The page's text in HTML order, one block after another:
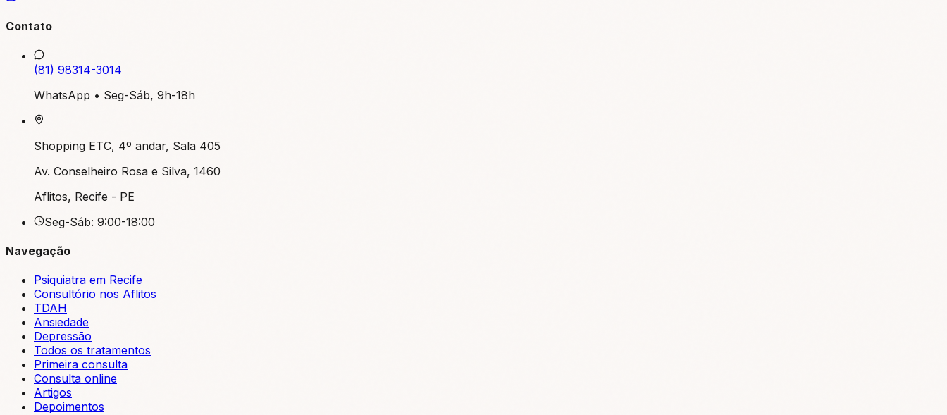
Contato
(81) 98314-3014
WhatsApp • Seg-Sáb, 9h-18h
Shopping ETC, 4º andar, Sala 405
Av. Conselheiro Rosa e Silva, 1460
Aflitos, Recife - PE
Seg-Sáb: 9:00-18:00
Navegação
Psiquiatra em Recife
Consultório nos Aflitos
TDAH
Ansiedade
Depressão
Todos os tratamentos
Primeira consulta
Consulta online
Artigos
Depoimentos